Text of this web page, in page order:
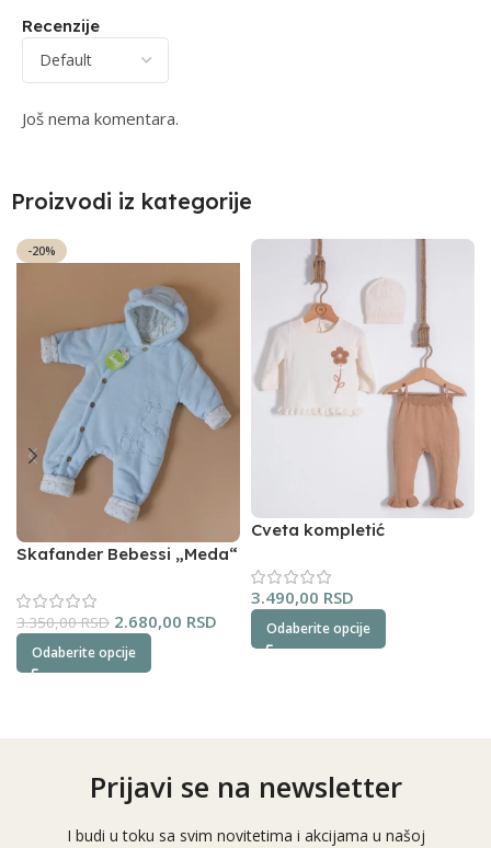
Recenzije
Još nema komentara.
Proizvodi iz kategorije
-20%
Skafander Bebessi „Meda“
3.350,00RSD 2.680,00 RSD
Odaberite opcije
Cveta kompletić
3.490,00 RSD
Odaberite opcije
Prijavi se na newsletter
I budi u toku sa svim novitetima i akcijama u našoj